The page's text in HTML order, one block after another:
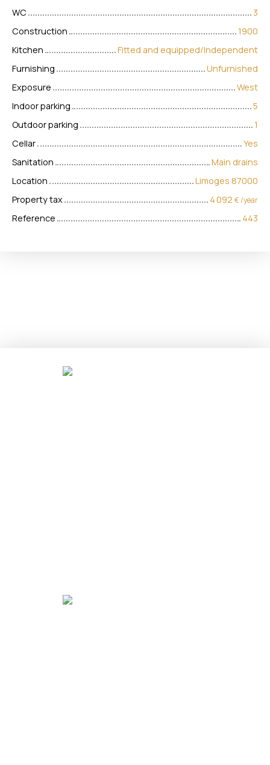
WC
3
Construction
1900
Kitchen
Fitted and equipped/Independent
Furnishing
Unfurnished
Exposure
West
Indoor parking
5
Outdoor parking
1
Cellar
Yes
Sanitation
Main drains
Location
Limoges 87000
Property tax
4 092 € /year
Reference 443